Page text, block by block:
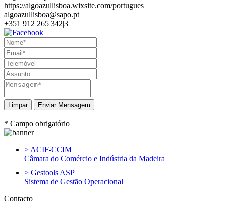
https://algoazullisboa.wixsite.com/portugues
algoazullisboa@sapo.pt
+351 912 265 342|3
Enviar Mensagem
* Campo obrigatório
> ACIF-CCIM
Câmara do Comércio e Indústria da Madeira
> Gestools ASP
Sistema de Gestão Operacional
Contacto